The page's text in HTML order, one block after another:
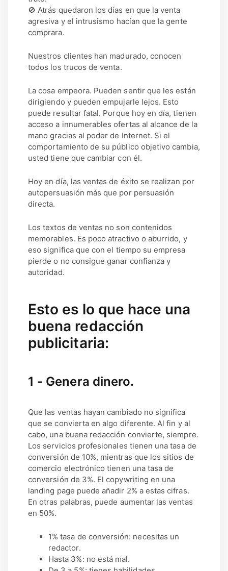
🚫 Atrás quedaron los días en que la venta
agresiva y el intrusismo hacían que la gente
comprara.
Nuestros clientes han madurado, conocen
todos los trucos de venta.
La cosa empeora. Pueden sentir que les están
dirigiendo y pueden empujarle lejos. Esto
puede resultar fatal. Porque hoy en día, tienen
acceso a innumerables ofertas al alcance de la
mano gracias al poder de Internet. Si el
comportamiento de su público objetivo cambia,
usted tiene que cambiar con él.
Hoy en día, las ventas de éxito se realizan por
autopersuasión más que por persuasión
directa.
Los textos de ventas no son contenidos
memorables. Es poco atractivo o aburrido, y
eso significa que con el tiempo su empresa
pierde o no consigue ganar confianza y
autoridad.
Esto es lo que hace una
buena redacción
publicitaria:
1 - Genera dinero.
Que las ventas hayan cambiado no significa
que se convierta en algo diferente. Al fin y al
cabo, una buena redacción convierte, siempre.
Los servicios profesionales tienen una tasa de
conversión de 10%, mientras que los sitios de
comercio electrónico tienen una tasa de
conversión de 3%. El copywriting en una
landing page puede añadir 2% a estas cifras.
En otras palabras, puede aumentar las ventas
en 50%.
1% tasa de conversión: necesitas un
redactor.
Hasta 3%: no está mal.